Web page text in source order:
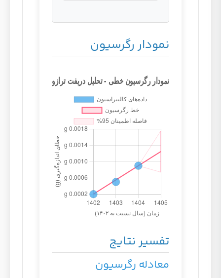
نمودار رگرسیون
تفسیر نتایج
معادله رگرسیون